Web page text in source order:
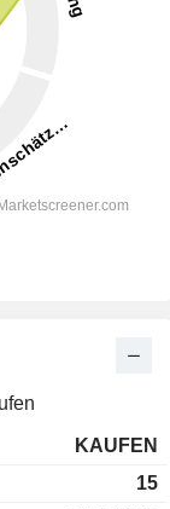
KAUFEN
15